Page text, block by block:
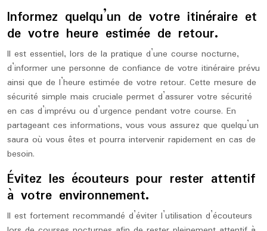
Informez quelqu’un de votre itinéraire et
de votre heure estimée de retour.
Il est essentiel, lors de la pratique d’une course nocturne,
d’informer une personne de confiance de votre itinéraire prévu
ainsi que de l’heure estimée de votre retour. Cette mesure de
sécurité simple mais cruciale permet d’assurer votre sécurité
en cas d’imprévu ou d’urgence pendant votre course. En
partageant ces informations, vous vous assurez que quelqu’un
saura où vous êtes et pourra intervenir rapidement en cas de
besoin.
Évitez les écouteurs pour rester attentif
à votre environnement.
Il est fortement recommandé d’éviter l’utilisation d’écouteurs